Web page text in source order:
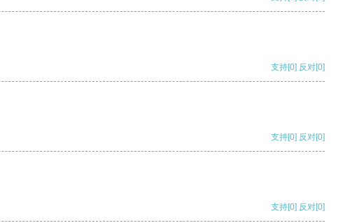
支持[0] 反对[0]
支持[0] 反对[0]
支持[0] 反对[0]